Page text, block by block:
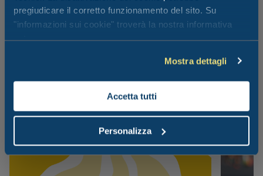
pregiudicare il corretto funzionamento del sito. Su
"informazioni sui cookie" troverà la nostra informativa
estesa.
Mostra dettagli
Accetta tutti
Personalizza
Leggi anche...